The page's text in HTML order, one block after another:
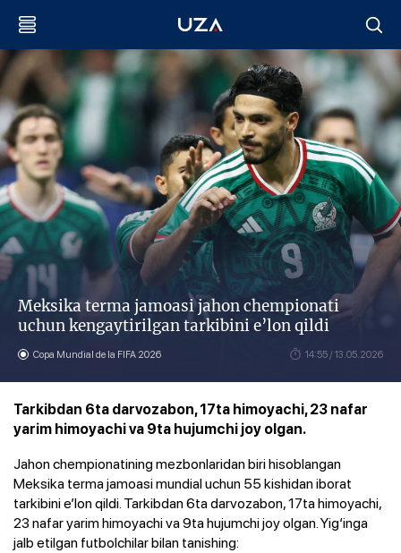
Meksika terma jamoasi jahon chempionati
uchun kengaytirilgan tarkibini e’lon qildi
Copa Mundial de la FIFA 2026 14:55 / 13.05.2026
Tarkibdan 6ta darvozabon, 17ta himoyachi, 23 nafar
yarim himoyachi va 9ta hujumchi joy olgan.
Jahon chempionatining mezbonlaridan biri hisoblangan
Meksika terma jamoasi mundial uchun 55 kishidan iborat
tarkibini e’lon qildi. Tarkibdan 6ta darvozabon, 17ta himoyachi,
23 nafar yarim himoyachi va 9ta hujumchi joy olgan. Yig‘inga
jalb etilgan futbolchilar bilan tanishing: